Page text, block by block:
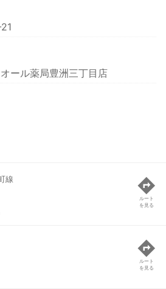
ール薬局豊洲三丁目店
線
ルート
を見る
ルート
を見る